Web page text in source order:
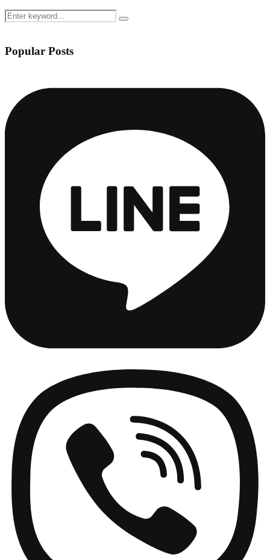
Search
for:
Search
Popular Posts